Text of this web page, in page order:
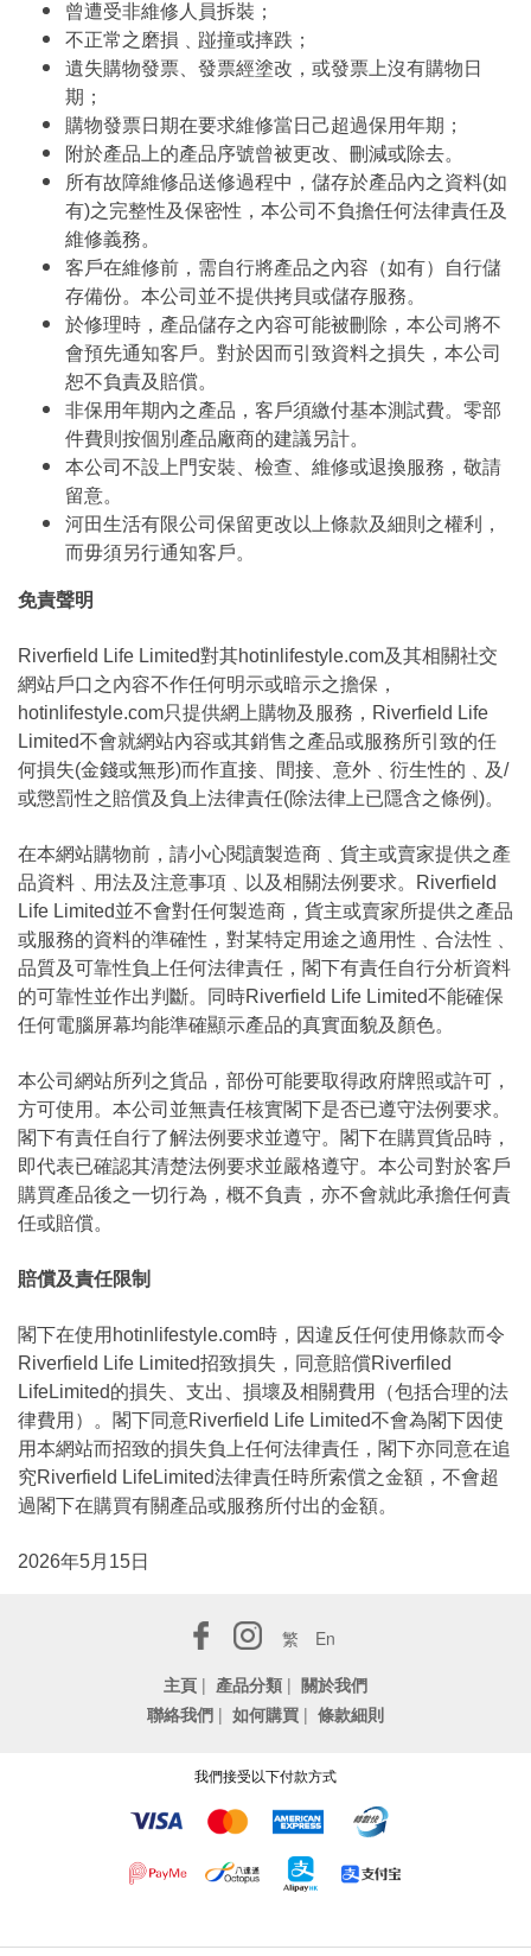
曾遭受非維修人員拆裝；
不正常之磨損﹑踫撞或摔跌；
遺失購物發票、發票經塗改，或發票上沒有購物日
期；
購物發票日期在要求維修當日己超過保用年期；
附於產品上的產品序號曾被更改、刪減或除去。
所有故障維修品送修過程中，儲存於產品內之資料(如
有)之完整性及保密性，本公司不負擔任何法律責任及
維修義務。
客戶在維修前，需自行將產品之內容（如有）自行儲
存備份。本公司並不提供拷貝或儲存服務。
於修理時，產品儲存之內容可能被刪除，本公司將不
會預先通知客戶。對於因而引致資料之損失，本公司
恕不負責及賠償。
非保用年期內之產品，客戶須繳付基本測試費。零部
件費則按個別產品廠商的建議另計。
本公司不設上門安裝、檢查、維修或退換服務，敬請
留意。
河田生活有限公司保留更改以上條款及細則之權利，
而毋須另行通知客戶。
免責聲明
Riverfield Life Limited對其hotinlifestyle.com及其相關社交
網站戶口之內容不作任何明示或暗示之擔保，
hotinlifestyle.com只提供網上購物及服務，Riverfield Life
Limited不會就網站內容或其銷售之產品或服務所引致的任
何損失(金錢或無形)而作直接、間接、意外﹑衍生性的﹑及/
或懲罰性之賠償及負上法律責任(除法律上已隱含之條例)。
在本網站購物前，請小心閱讀製造商﹑貨主或賣家提供之產
品資料﹑用法及注意事項﹑以及相關法例要求。Riverfield
Life Limited並不會對任何製造商，貨主或賣家所提供之產品
或服務的資料的準確性，對某特定用途之適用性﹑合法性﹑
品質及可靠性負上任何法律責任，閣下有責任自行分析資料
的可靠性並作出判斷。同時Riverfield Life Limited不能確保
任何電腦屏幕均能準確顯示產品的真實面貌及顏色。
本公司網站所列之貨品，部份可能要取得政府牌照或許可，
方可使用。本公司並無責任核實閣下是否已遵守法例要求。
閣下有責任自行了解法例要求並遵守。閣下在購買貨品時，
即代表已確認其清楚法例要求並嚴格遵守。本公司對於客戶
購買產品後之一切行為，概不負責，亦不會就此承擔任何責
任或賠償。
賠償及責任限制
閣下在使用hotinlifestyle.com時，因違反任何使用條款而令
Riverfield Life Limited招致損失，同意賠償Riverfiled
LifeLimited的損失、支出、損壞及相關費用（包括合理的法
律費用）。閣下同意Riverfield Life Limited不會為閣下因使
用本網站而招致的損失負上任何法律責任，閣下亦同意在追
究Riverfield LifeLimited法律責任時所索償之金額，不會超
過閣下在購買有關產品或服務所付出的金額。
2026年5月15日
繁
En
主頁 | 產品分類 | 關於我們
聯絡我們 | 如何購買 | 條款細則
我們接受以下付款方式